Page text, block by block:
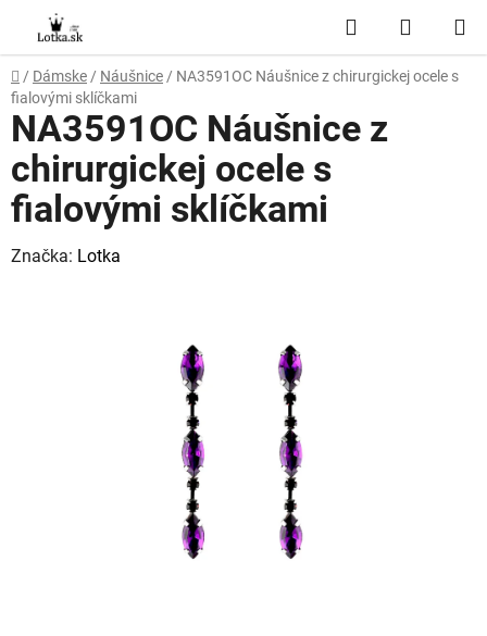
obsah
Hľadať
KOŠÍK
Domov
/ Dámske / Náušnice / NA3591OC Náušnice z chirurgickej ocele s
fialovými sklíčkami
NA3591OC Náušnice z
chirurgickej ocele s
fialovými sklíčkami
Značka: Lotka